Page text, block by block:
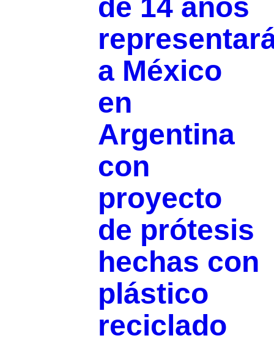
de 14 años
a México
en
Argentina
con
proyecto
de prótesis
hechas con
plástico
reciclado